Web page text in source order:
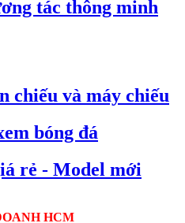
tác thông minh
chiếu và máy chiếu
bóng đá
rẻ - Model mới
HCM